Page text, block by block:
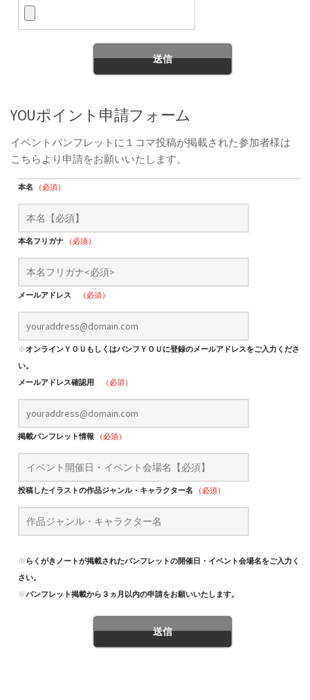
YOUポイント申請フォーム
イベントパンフレットに１コマ投稿が掲載された参加者様は
こちらより申請をお願いいたします。
本名 （必須）
本名フリガナ （必須）
メールアドレス （必須）
※オンラインＹＯＵもしくはパンフＹＯＵに登録のメールアドレスをご入力くださ
い。
メールアドレス確認用
（必須）
掲載パンフレット情報 （必須）
投稿したイラストの作品ジャンル・キャラクター名 （必須）
※ らくがきノートが掲載されたパンフレットの開催日・イベント会場名をご入力くだ
さい。
※パンフレット掲載から３ヵ月以内の申請をお願いいたします。